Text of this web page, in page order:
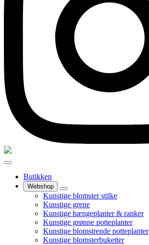
Butikken
Webshop
Kunstige blomster stilke
Kunstige grene
Kunstige hængeplanter & ranker
Kunstige grønne potteplanter
Kunstige blomstrende potteplanter
Kunstige blomsterbuketter